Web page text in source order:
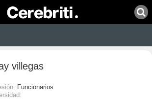
villegas
Funcionarios